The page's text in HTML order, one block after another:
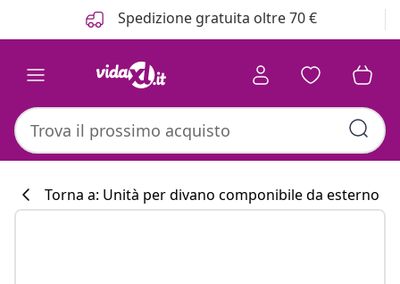
Spedizione gratuita oltre 70 €
Torna a: Unità per divano componibile da esterno